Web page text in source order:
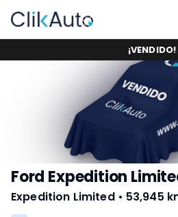
¡VENDIDO!
Ford Expedition
Expedition Limited • 53,945